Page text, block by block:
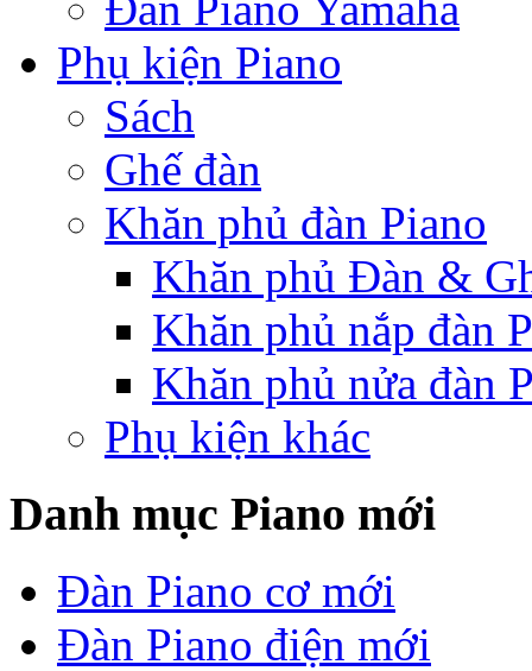
Phụ kiện Piano
Sách
Ghế đàn
Khăn phủ đàn Piano
Khăn phủ Đàn &
Khăn phủ nắp đàn
Khăn phủ nửa đàn
Phụ kiện khác
Danh mục Piano mới
Đàn Piano cơ mới
Đàn Piano điện mới